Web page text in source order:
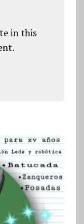
in this